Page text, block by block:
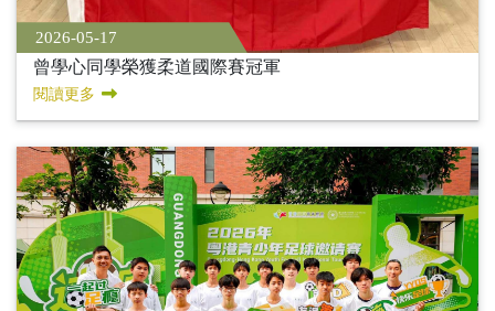
2026-05-17
曾學心同學榮獲柔道國際賽冠軍
閱讀更多